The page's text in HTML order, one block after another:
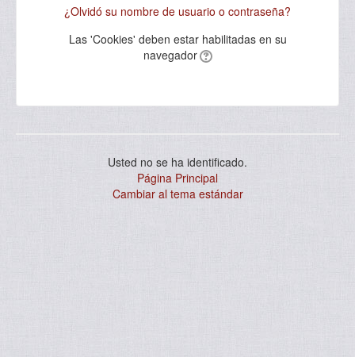
¿Olvidó su nombre de usuario o contraseña?
Las 'Cookies' deben estar habilitadas en su
navegador
Usted no se ha identificado.
Página Principal
Cambiar al tema estándar